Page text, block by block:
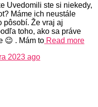
Uvedomili ste si niekedy,
Máme ich neustále
pôsobí. Že vraj aj
toho, ako sa práve
😉 . Mám to Read more
2023 ago